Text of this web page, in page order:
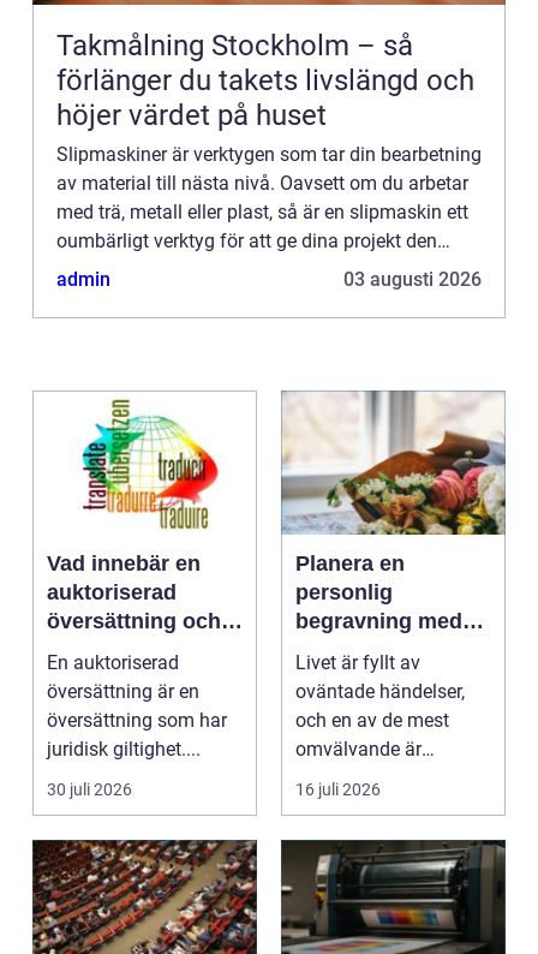
Takmålning Stockholm – så
förlänger du takets livslängd och
höjer värdet på huset
Slipmaskiner är verktygen som tar din bearbetning
av material till nästa nivå. Oavsett om du arbetar
med trä, metall eller plast, så är en slipmaskin ett
oumbärligt verktyg för att ge dina projekt den
sista f...
admin 03 augusti 2026
Vad innebär en
auktoriserad
översättning och
när behövs den?
En auktoriserad
översättning är en
översättning som har
juridisk giltighet....
30 juli 2026
Planera en
personlig
begravning med
hjälp av en
begravningsbyrå
Livet är fyllt av
oväntade händelser,
och en av de mest
omvälvande är
n&aum...
16 juli 2026